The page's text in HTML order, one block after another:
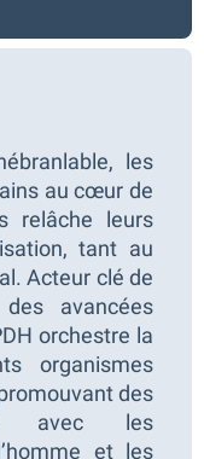
les
au cœur de
relâche leurs
tant au
Acteur clé de
avancées
orchestre la
organismes
des
avec les
et les